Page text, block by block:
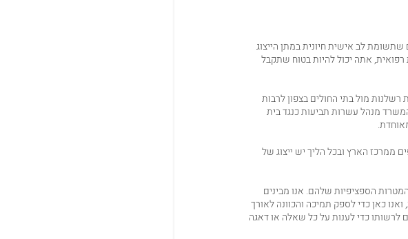
שתשומת לב אישית חיונית במתן הייצוג
רפואית, אתה יכול להיות בטוח שתקבל
רשלנות מול בתי החולים בצפון לרבות
המשרד מנהל עשרות תביעות כנגד בית
.
ממרכז הארץ ובכל הליך יש ייצוג של
הספציפיות שלהם. אנו מבינים
כאן כדי לספק תמיכה והכוונה לאורך
לרשותו כדי לענות על כל שאלה או דאגה